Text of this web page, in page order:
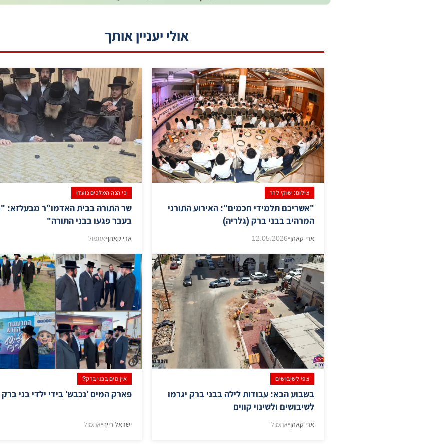
אולי יעניין אותך
צילום: שוקי לרר
"אשריכם תלמידי חכמים": האירוע התורני
המרהיב בבני ברק (גלריה)
ארי קאהן•
12.05.2026
כי הנה המלכים נועדו
שר התורה בבית האדמו"ר מבעלזא:
בעבר פגעו בבני התורה"
ארי קאהן•אתמול
צפי לשיבושים
בשבוע הבא: עבודות לילה בבני ברק יגרמו
לשיבושים ולשינוי קווים
ארי קאהן•אתמול
אין מים בבני ברק?
פארק המים 'נכבש' בידי ילדי בני ברק
ישראל רייך•אתמול